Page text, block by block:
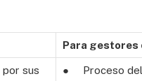
Para gestores
sus
● Proceso del